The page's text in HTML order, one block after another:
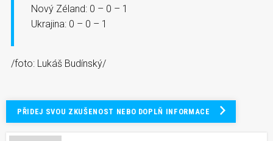
Nový Zéland: 0 – 0 – 1
Ukrajina: 0 – 0 – 1
/foto: Lukáš Budínský/
PŘIDEJ SVOU ZKUŠENOST NEBO DOPLŇ INFORMACE